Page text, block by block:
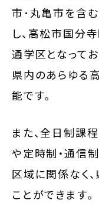
市･丸亀市を含
し、高松市国分
通学区となって
県内のあらゆる
能です。
また、全日制課
や定時制・通信
区域に関係なく
ことができます。